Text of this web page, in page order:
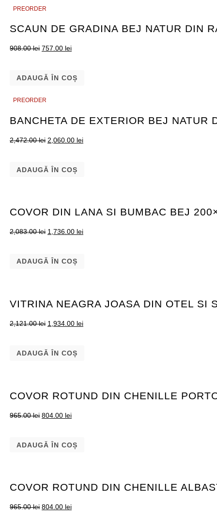
PREORDER
PREORDER
SCAUN DE GRADINA BEJ NATUR DIN
908.00lei 757.00 lei
ADAUGĂ ÎN COȘ
PREORDER
PREORDER
BANCHETA DE EXTERIOR BEJ NATUR
2,472.00lei 2,060.00 lei
ADAUGĂ ÎN COȘ
COVOR DIN LANA SI BUMBAC BEJ
2,083.00lei 1,736.00 lei
ADAUGĂ ÎN COȘ
VITRINA NEAGRA JOASA DIN OTEL SI
2,121.00lei 1,934.00 lei
ADAUGĂ ÎN COȘ
COVOR ROTUND DIN CHENILLE
965.00lei 804.00 lei
ADAUGĂ ÎN COȘ
COVOR ROTUND DIN CHENILLE
965.00lei 804.00 lei